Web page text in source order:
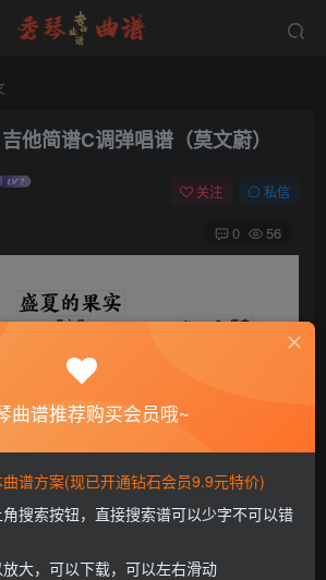
他简谱C调弹唱谱（莫文蔚）
关注 私信
0 56
曲谱推荐购买会员哦~
谱方案(现已开通钻石会员9.9元特价)
搜索按钮，直接搜索谱可以少字不可以错
大，可以下载，可以左右滑动